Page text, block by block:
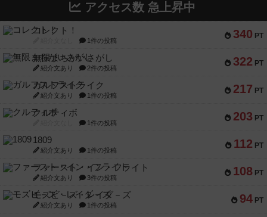
アクセス数 急上昇中
340 PT
コレクト！
1件の投稿
322 PT
無限まちがいさがし
紹介文あり 2件の投稿
217 PT
ガルフストライク
紹介文あり 1件の投稿
203 PT
クルティボ
1件の投稿
112 PT
1809
紹介文あり 1件の投稿
108 PT
ファースト・イン・フライト
紹介文あり 3件の投稿
94 PT
モズビ－ズ・レイダ－ズ
紹介文あり 1件の投稿